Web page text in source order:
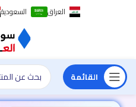
العراق السعودية
القائمة